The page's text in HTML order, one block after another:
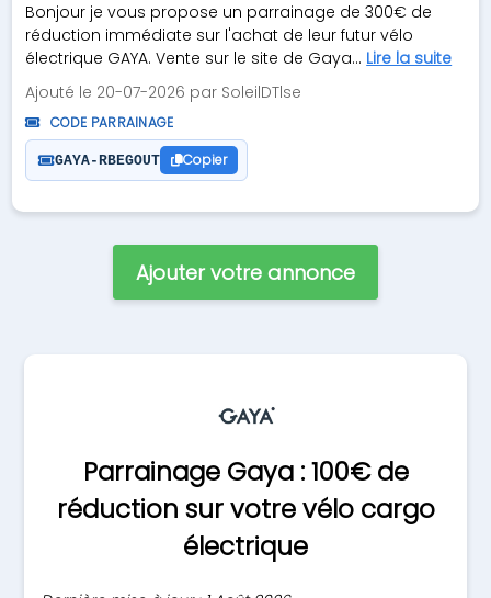
Bonjour je vous propose un parrainage de 300€ de
réduction immédiate sur l'achat de leur futur vélo
électrique GAYA. Vente sur le site de Gaya... Lire la suite
Ajouté le 20-07-2026 par SoleilDTlse
CODE PARRAINAGE
GAYA-RBEGOUT Copier
Ajouter votre annonce
Parrainage Gaya : 100€ de
réduction sur votre vélo cargo
électrique